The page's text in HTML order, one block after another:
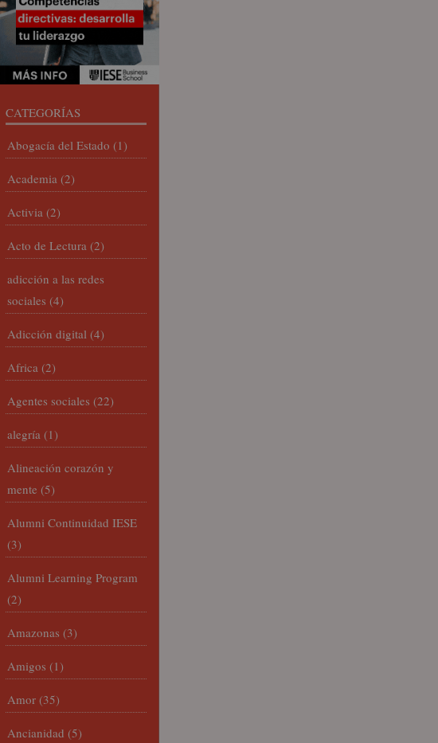
CATEGORÍAS
Abogacía del Estado (1)
Academia (2)
Activia (2)
Acto de Lectura (2)
adicción a las redes
sociales (4)
Adicción digital (4)
Africa (2)
Agentes sociales (22)
alegría (1)
Alineación corazón y
mente (5)
Alumni Continuidad IESE
(3)
Alumni Learning Program
(2)
Amazonas (3)
Amigos (1)
Amor (35)
Ancianidad (5)